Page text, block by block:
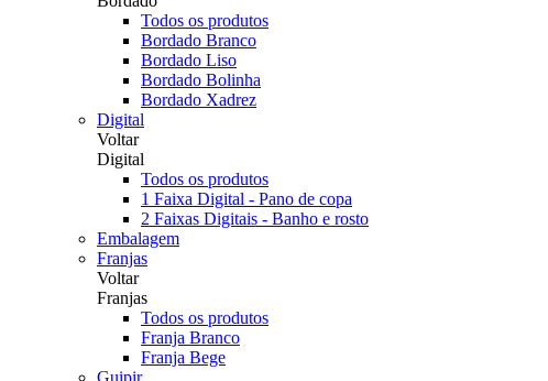
Todos os produtos
Bordado Branco
Bordado Liso
Bordado Bolinha
Bordado Xadrez
Digital
Voltar
Digital
Todos os produtos
1 Faixa Digital - Pano de copa
2 Faixas Digitais - Banho e rosto
Embalagem
Franjas
Voltar
Franjas
Todos os produtos
Franja Branco
Franja Bege
Guipir